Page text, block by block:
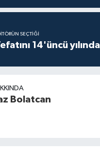
SEÇTIĞI
14'üncü
Bolatcan